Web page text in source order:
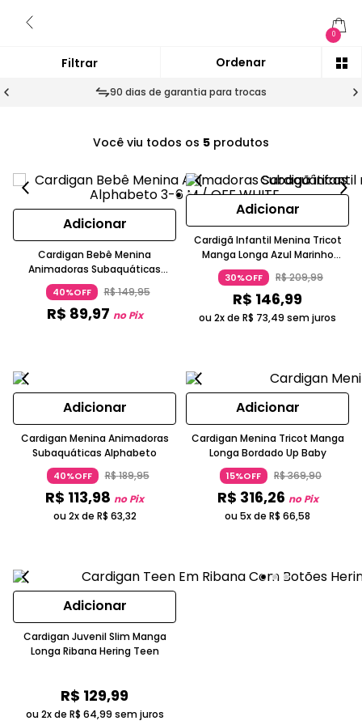
0
90 dias de garantia para trocas
Você viu todos os 5 produtos
Adicionar
Cardigan Bebê Menina
Animadoras Subaquáticas
Alphabeto
40%OFF R$149,95
R$ 89,97 no Pix
Adicionar
Cardigã Infantil Menina Tricot
Manga Longa Azul Marinho
Mundi
30%OFF R$209,99
R$ 146,99
ou 2x de R$ 73,49 sem juros
Adicionar
Cardigan Menina Animadoras
Subaquáticas Alphabeto
40%OFF R$189,95
R$ 113,98 no Pix
ou 2x de R$ 63,32
Adicionar
Cardigan Menina Tricot Manga
Longa Bordado Up Baby
15%OFF R$369,90
R$ 316,26 no Pix
ou 5x de R$ 66,58
Adicionar
Cardigan Juvenil Slim Manga
Longa Ribana Hering Teen
R$ 129,99
ou 2x de R$ 64,99 sem juros